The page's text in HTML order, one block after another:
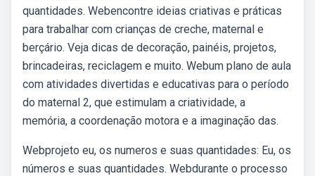
quantidades. Webencontre ideias criativas e práticas
para trabalhar com crianças de creche, maternal e
berçário. Veja dicas de decoração, painéis, projetos,
brincadeiras, reciclagem e muito. Webum plano de aula
com atividades divertidas e educativas para o período
do maternal 2, que estimulam a criatividade, a
memória, a coordenação motora e a imaginação das.
Webprojeto eu, os numeros e suas quantidades: Eu, os
números e suas quantidades. Webdurante o processo